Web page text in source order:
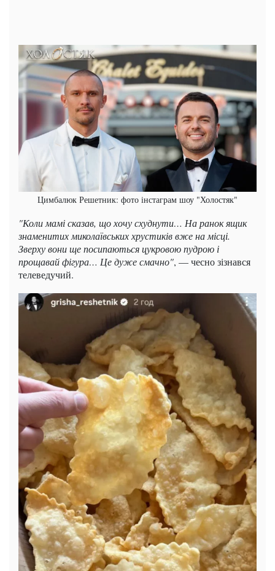
Цимбалюк Решетник: фото інстаграм шоу "Холостяк"
"Коли мамі сказав, що хочу схуднути… На ранок ящик
знаменитих миколаївських хрустиків вже на місці.
Зверху вони ще посипаються цукровою пудрою і
прощавай фігура… Це дуже смачно", — чесно зізнався
телеведучий.